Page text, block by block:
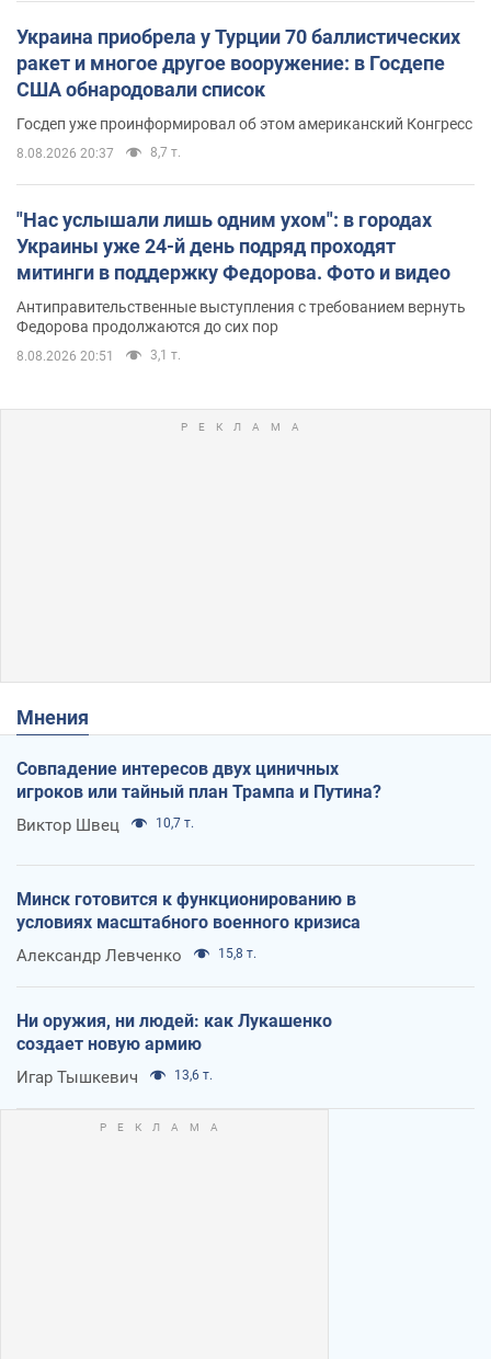
Украина приобрела у Турции 70 баллистических
ракет и многое другое вооружение: в Госдепе
США обнародовали список
Госдеп уже проинформировал об этом американский Конгресс
8.08.2026 20:37 8,7 т.
"Нас услышали лишь одним ухом": в городах
Украины уже 24-й день подряд проходят
митинги в поддержку Федорова. Фото и видео
Антиправительственные выступления с требованием вернуть
Федорова продолжаются до сих пор
8.08.2026 20:51 3,1 т.
Мнения
Совпадение интересов двух циничных
игроков или тайный план Трампа и Путина?
Виктор Швец 10,7 т.
Минск готовится к функционированию в
условиях масштабного военного кризиса
Александр Левченко 15,8 т.
Ни оружия, ни людей: как Лукашенко
создает новую армию
Игар Тышкевич 13,6 т.